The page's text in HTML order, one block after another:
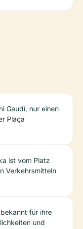
Gaudí, nur einen
Plaça
ist vom Platz
Verkehrsmitteln
für ihre
und